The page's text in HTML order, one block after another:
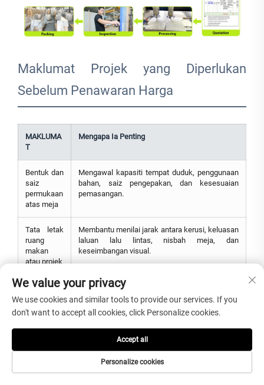
Maklumat Projek yang Diperlukan
Sebelum Penawaran Harga
MAKLUMA
T
Mengapa Ia Penting
Bentuk dan
saiz
permukaan
atas meja
Mengawal kapasiti tempat duduk, penggunaan
bahan, saiz pengepakan, dan kesesuaian
pemasangan.
Tata letak
ruang
makan
atau projek
Membantu menilai jarak antara kerusi, keluasan
laluan lalu lintas, nisbah meja, dan
keseimbangan visual.
Gaya urat
marmar
Arabescato
diutamaka
Tapak putih, urat kelabu, urat hitam, dan arah
corak mengalir mempengaruhi rupa artistik
akhir.
bentuk
Menentukan kestabilan, ruang kaki, gaya visual,
taburan berat, dan kerumitan pengeluaran.
We value your privacy
We use cookies and similar tools to provide our services. If you
don't want to accept all cookies, click Personalize cookies.
Personalize cookies
Accept all